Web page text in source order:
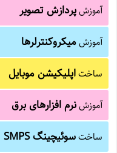
آموزشپردازش تصویر
آموزشمیکروکنترلرها
ساختاپلیکیشن موبایل
آموزشنرم افزارهای برق
ساختسوئیچینگ SMPS